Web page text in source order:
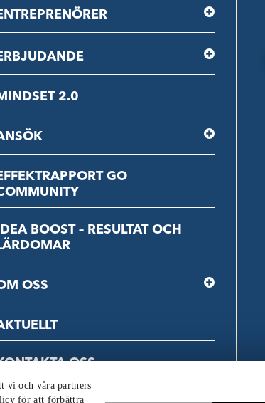
2.0
GO
IDEA BOOST – RESULTAT OCH
OSS
OSS
vi och våra partners
för att förbättra